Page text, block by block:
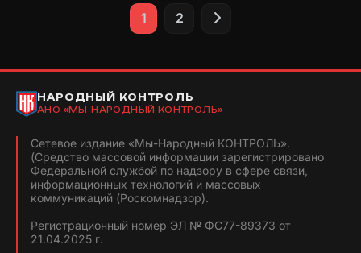
1 2
НАРОДНЫЙ КОНТРОЛЬ
АНО «МЫ-НАРОДНЫЙ КОНТРОЛЬ»
Сетевое издание «Мы-Народный КОНТРОЛЬ».
(Средство массовой информации зарегистрировано
Федеральной службой по надзору в сфере связи,
информационных технологий и массовых
коммуникаций (Роскомнадзор).
Регистрационный номер ЭЛ № ФС77-89373 от
21.04.2025 г.